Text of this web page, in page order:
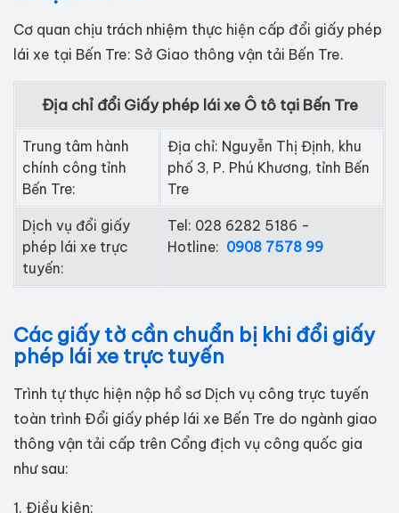
Cơ quan chịu trách nhiệm thực hiện cấp đổi giấy phép
lái xe tại Bến Tre: Sở Giao thông vận tải Bến Tre.
Địa chỉ đổi Giấy phép lái xe Ô tô tại Bến Tre
Trung tâm hành
chính công tỉnh
Bến Tre:
Địa chỉ: Nguyễn Thị Định, khu
phố 3, P. Phú Khương, tỉnh Bến
Tre
Dịch vụ đổi giấy
phép lái xe trực
tuyến:
Tel: 028 6282 5186 -
Hotline: 0908 7578 99
Các giấy tờ cần chuẩn bị khi đổi giấy
phép lái xe trực tuyến
Trình tự thực hiện nộp hồ sơ Dịch vụ công trực tuyến
toàn trình Đổi giấy phép lái xe Bến Tre do ngành giao
thông vận tải cấp trên Cổng địch vụ công quốc gia
như sau:
1. Điều kiện: